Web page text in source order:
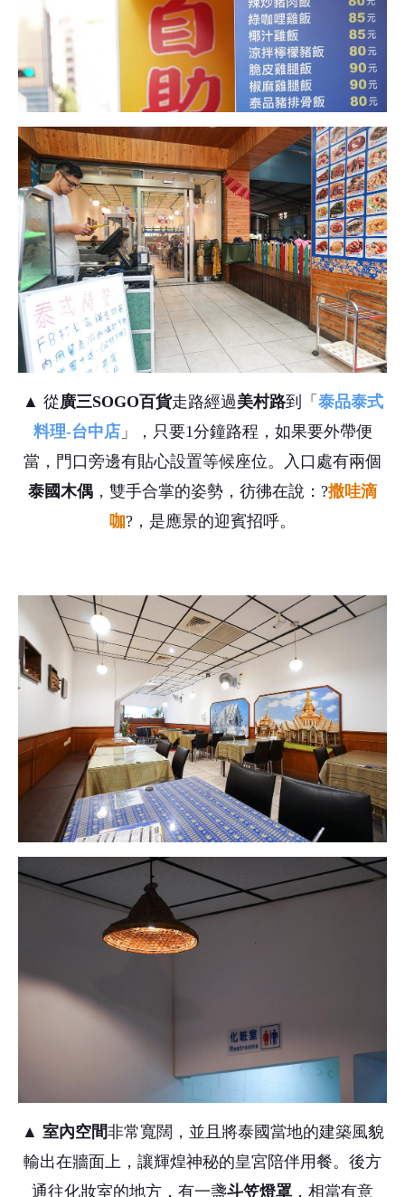
▲ 從廣三SOGO百貨走路經過美村路到「 泰品泰式
料理-台中店」，只要1分鐘路程，如果要外帶便
當，門口旁邊有貼心設置等候座位。入口處有兩個
泰國木偶 ，雙手合掌的姿勢，彷彿在說：?撒哇滴
咖?，是應景的迎賓招呼。
▲ 室內空間非常寬闊，並且將泰國當地的建築風貌
輸出在牆面上，讓輝煌神秘的皇宮陪伴用餐。後方
通往化妝室的地方，有一盞斗笠燈罩 ，相當有意